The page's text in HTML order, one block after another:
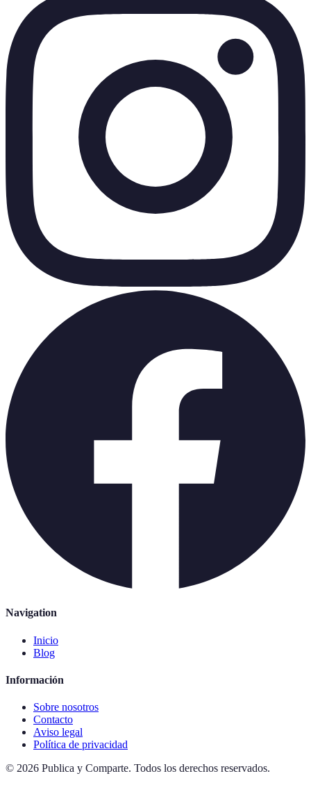
Navigation
Inicio
Blog
Información
Sobre nosotros
Contacto
Aviso legal
Política de privacidad
© 2026 Publica y Comparte. Todos los derechos reservados.